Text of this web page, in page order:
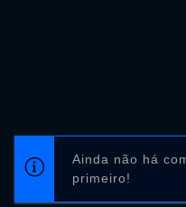
Ainda não há
primeiro!